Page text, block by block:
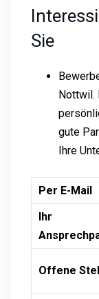
Sie
Nottwil.
gute
Ihre
Per E-Mail
Ihr
Offene